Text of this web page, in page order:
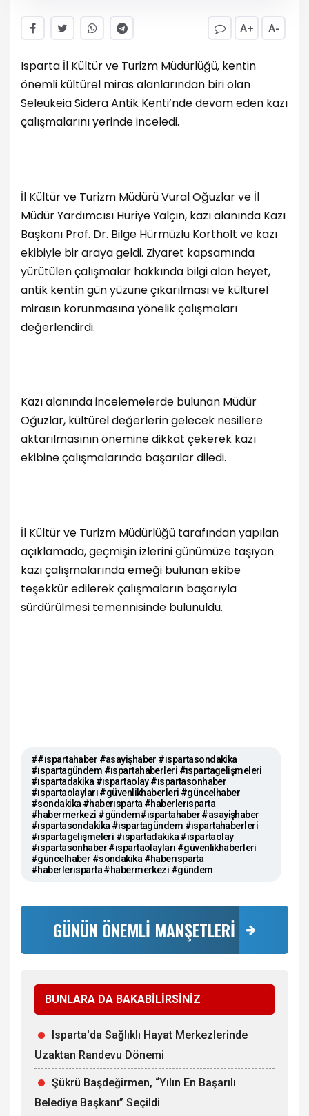
A+ A-
Isparta İl Kültür ve Turizm Müdürlüğü, kentin
önemli kültürel miras alanlarından biri olan
Seleukeia Sidera Antik Kenti’nde devam eden kazı
çalışmalarını yerinde inceledi.
İl Kültür ve Turizm Müdürü Vural Oğuzlar ve İl
Müdür Yardımcısı Huriye Yalçın, kazı alanında Kazı
Başkanı Prof. Dr. Bilge Hürmüzlü Kortholt ve kazı
ekibiyle bir araya geldi. Ziyaret kapsamında
yürütülen çalışmalar hakkında bilgi alan heyet,
antik kentin gün yüzüne çıkarılması ve kültürel
mirasın korunmasına yönelik çalışmaları
değerlendirdi.
Kazı alanında incelemelerde bulunan Müdür
Oğuzlar, kültürel değerlerin gelecek nesillere
aktarılmasının önemine dikkat çekerek kazı
ekibine çalışmalarında başarılar diledi.
İl Kültür ve Turizm Müdürlüğü tarafından yapılan
açıklamada, geçmişin izlerini günümüze taşıyan
kazı çalışmalarında emeği bulunan ekibe
teşekkür edilerek çalışmaların başarıyla
sürdürülmesi temennisinde bulunuldu.
##ıspartahaber #asayişhaber #ıspartasondakika
#ıspartagündem #ıspartahaberleri #ıspartagelişmeleri
#ıspartadakika #ıspartaolay #ıspartasonhaber
#ıspartaolayları #güvenlikhaberleri #güncelhaber
#sondakika #haberısparta #haberlerısparta
#habermerkezi #gündem#ıspartahaber #asayişhaber
#ıspartasondakika #ıspartagündem #ıspartahaberleri
#ıspartagelişmeleri #ıspartadakika #ıspartaolay
#ıspartasonhaber #ıspartaolayları #güvenlikhaberleri
#güncelhaber #sondakika #haberısparta
#haberlerısparta #habermerkezi #gündem
GÜNÜN ÖNEMLİ MANŞETLERİ
BUNLARA DA BAKABİLİRSİNİZ
Isparta'da Sağlıklı Hayat Merkezlerinde
Uzaktan Randevu Dönemi
Şükrü Başdeğirmen, “Yılın En Başarılı
Belediye Başkanı” Seçildi